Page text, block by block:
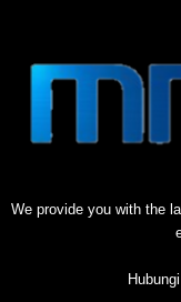
We provide you with the